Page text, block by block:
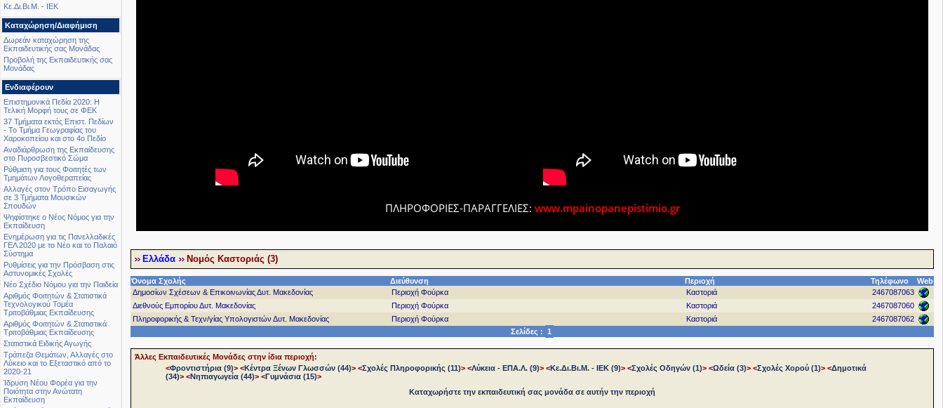
Κε.Δι.Βι.Μ. - ΙΕΚ
Καταχώρηση/Διαφήμιση
Δωρεάν καταχώρηση της
Εκπαιδευτικής σας Μονάδας
Προβολή της Εκπαιδευτικής σας
Μονάδας
Ενδιαφέρουν
Επιστημονικά Πεδία 2020: Η
Τελική Μορφή τους σε ΦΕΚ
37 Τμήματα εκτός Επιστ. Πεδίων
- Το Τμήμα Γεωγραφίας του
Χαροκοπείου και στο 4ο Πεδίο
Αναδιάρθρωση της Εκπαίδευσης
στο Πυροσβεστικό Σώμα
Ρύθμιση για τους Φοιτητές των
Τμημάτων Λογοθεραπείας
Αλλαγές στον Τρόπο Εισαγωγής
σε 3 Τμήματα Μουσικών
Σπουδών
Ψηφίστηκε ο Νέος Νόμος για την
Εκπαίδευση
Ενημέρωση για τις Πανελλαδικές
ΓΕΛ 2020 με το Νέο και το Παλαιό
Σύστημα
Ρυθμίσεις για την Πρόσβαση στις
Αστυνομικές Σχολές
Νέο Σχέδιο Νόμου για την Παιδεία
Αριθμός Φοιτητών & Στατιστικά
Τεχνολογικού Τομέα
Τριτοβάθμιας Εκπαίδευσης
Αριθμός Φοιτητών & Στατιστικά
Τριτοβάθμιας Εκπαίδευσης
Στατιστικά Ειδικής Αγωγής
Τράπεζα Θεμάτων, Αλλαγές στο
Λύκειο και το Εξεταστικό από το
2020-21
Ίδρυση Νέου Φορέα για την
Ποιότητα στην Ανώτατη
Εκπαίδευση
ΠΛΗΡΟΦΟΡΙΕΣ-ΠΑΡΑΓΓΕΛΙΕΣ: www.mpainopanepistimio.gr
Ελλάδα Νομός Καστοριάς (3)
Όνομα Σχολής Διεύθυνση Περιοχή Τηλέφωνο
Web
Δημοσίων Σχέσεων & Επικοινωνίας Δυτ. Μακεδονίας
Περιοχή Φούρκα Καστοριά
2467087063
Διεθνούς Εμπορίου Δυτ. Μακεδονίας
Περιοχή Φούρκα Καστοριά
2467087060
Πληροφορικής & Τεχν/γίας Υπολογιστών Δυτ. Μακεδονίας
Περιοχή Φούρκα Καστοριά
2467087062
Σελίδες : 1
Άλλες Εκπαιδευτικές Μονάδες στην ίδια περιοχή:
<Φροντιστήρια (9)> <Κέντρα Ξένων Γλωσσών (44)> <Σχολές Πληροφορικής (11)> <Λύκεια - ΕΠΑ.Λ. (9)> <Κε.Δι.Βι.Μ. - ΙΕΚ (9)> <Σχολές Οδηγών (1)> <Ωδεία (3)> <Σχολές Χορού (1)> <Δημοτικά
(34)> <Νηπιαγωγεία (44)> <Γυμνάσια (15)>
Καταχωρήστε την εκπαιδευτική σας μονάδα σε αυτήν την περιοχή